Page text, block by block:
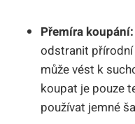
Přemíra koupání:
odstranit přírodní
může vést k
koupat je pouze
používat jemné